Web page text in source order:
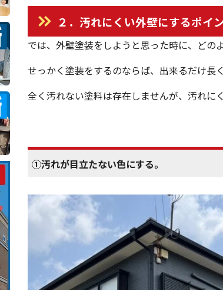
２．汚れにくい外壁にするポイ
では、外壁塗装をしようと思った時に、どの
せっかく塗装をするのならば、出来るだけ長
全く汚れない塗料は存在しませんが、汚れに
①汚れが目立たない色にする。